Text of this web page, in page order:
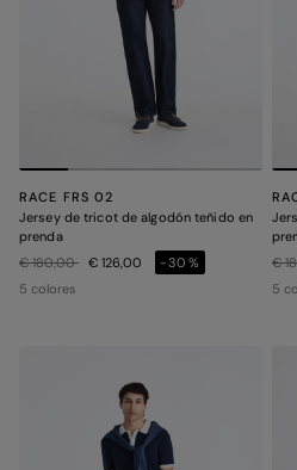
RACE FRS 02
Jersey de tricot de algodón teñido en
prenda
Precio rebajado de
€ 180,00a € 126,00
-30%
5 colores
€
5